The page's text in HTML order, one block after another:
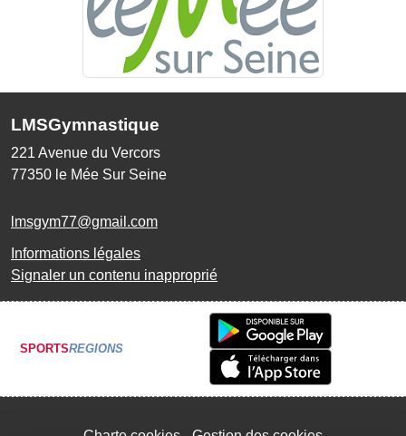
LMSGymnastique
221 Avenue du Vercors
77350 le Mée Sur Seine
lmsgym77@gmail.com
Informations légales
Signaler un contenu inapproprié
SPORTSREGIONS